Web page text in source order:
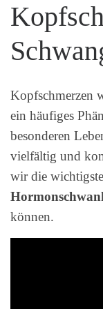
Kopfschmerzen
ein häufiges
besonderen
vielfältig und
wir die
können.